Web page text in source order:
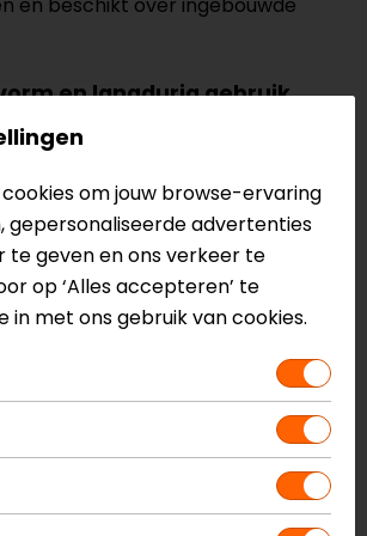
en langdurig gebruik
goed passen bij je
voldoende bewegingsvrijheid
optimale pasvorm en langdurig
verstelbare functies beschikbaar,
aanpassen aan het lichaam van je
leer of textiel, kunnen goede
en gaan tevens lang mee.
groeien, kun je veel jassen
je de maat en de vorm instellen die
kind. Op deze manier kun je nog
je aankoop!
om jouw browse-ervaring
gepersonaliseerde advertenties
te geven en ons verkeer te
op ‘Alles accepteren’ te
in met ons gebruik van cookies.